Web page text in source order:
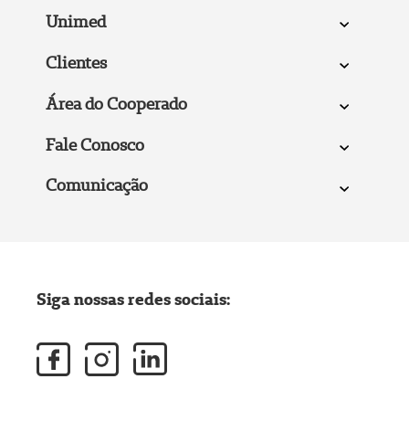
Unimed
Clientes
Área do Cooperado
Fale Conosco
Comunicação
Siga nossas redes sociais: